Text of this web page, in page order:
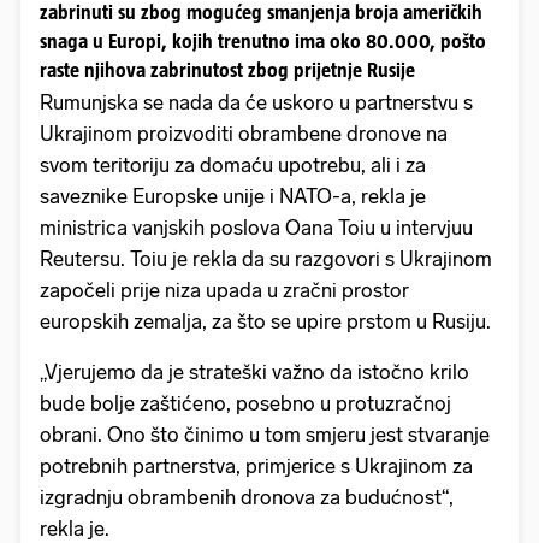
zabrinuti su zbog mogućeg smanjenja broja američkih
snaga u Europi, kojih trenutno ima oko 80.000, pošto
raste njihova zabrinutost zbog prijetnje Rusije
Rumunjska se nada da će uskoro u partnerstvu s
Ukrajinom proizvoditi obrambene dronove na
svom teritoriju za domaću upotrebu, ali i za
saveznike Europske unije i NATO-a, rekla je
ministrica vanjskih poslova Oana Toiu u intervjuu
Reutersu. Toiu je rekla da su razgovori s Ukrajinom
započeli prije niza upada u zračni prostor
europskih zemalja, za što se upire prstom u Rusiju.
„Vjerujemo da je strateški važno da istočno krilo
bude bolje zaštićeno, posebno u protuzračnoj
obrani. Ono što činimo u tom smjeru jest stvaranje
potrebnih partnerstva, primjerice s Ukrajinom za
izgradnju obrambenih dronova za budućnost“,
rekla je.